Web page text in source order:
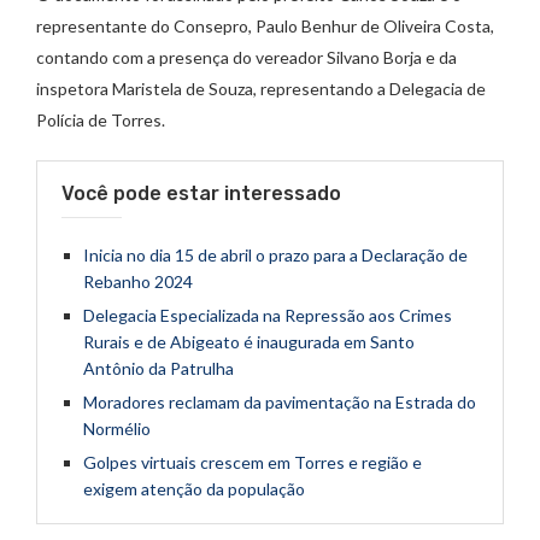
representante do Consepro, Paulo Benhur de Oliveira Costa,
contando com a presença do vereador Silvano Borja e da
inspetora Maristela de Souza, representando a Delegacia de
Polícia de Torres.
Você pode estar interessado
Inicia no dia 15 de abril o prazo para a Declaração de
Rebanho 2024
Delegacia Especializada na Repressão aos Crimes
Rurais e de Abigeato é inaugurada em Santo
Antônio da Patrulha
Moradores reclamam da pavimentação na Estrada do
Normélio
Golpes virtuais crescem em Torres e região e
exigem atenção da população